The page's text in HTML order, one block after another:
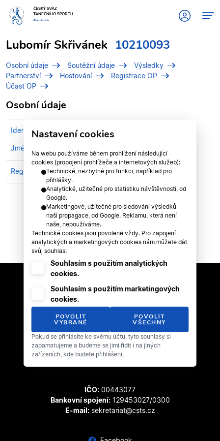
ČESKÝ SVAZ
TANEČNÍHO SPORTU
#tanciscsts
Lubomír Skřivánek 10210093
Osobní údaje Soutěžní údaje
Výsledky
Partnerství
Hostování
Registrace OP
Účast OP
Osobní údaje
Identifikační číslo (IDT)
Jméno
Registrován v klubu STK PRAHA
Český svaz tanečního sportu
Zátopkova 100/2
169 00 Praha 6 - Břevnov
IČO: 00443077
Bankovní spojení:129453027/0300
E-mail:sekretariat@csts.cz
Nastavení cookies
Na webu používáme během prohlížení následující
cookies (propojení prohlížeče a internetových služeb):
Technické, nezbytné pro funkci, například pro
přihlášky.
Analytické, užitečné pro statistiku návštěvnosti, od
Google.
Marketingové, užitečné pro sledování výsledků
naší propagace, od Google. Reklamu, která není
naše, nepoužíváme.
Technické cookies jsou povolené vždy. Pro zapojení
analytických a marketingových cookies nám můžete dát
svůj souhlas:
Souhlasím s použitím analytických
cookies.
Souhlasím s použitím marketingových
cookies.
POVOLIT
VYBRANÉ
POVOLIT
VŠECHNY
Pokud se přihlásíte ke svému účtu, tyto souhlasy si
zapamatujeme a budeme se jimi řídit i na jiných
zařízeních, kde budete přihlášeni.